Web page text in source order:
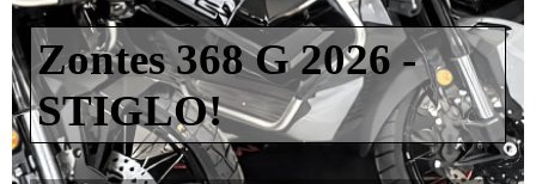
Zontes 368 G 2026 -
STIGLO!